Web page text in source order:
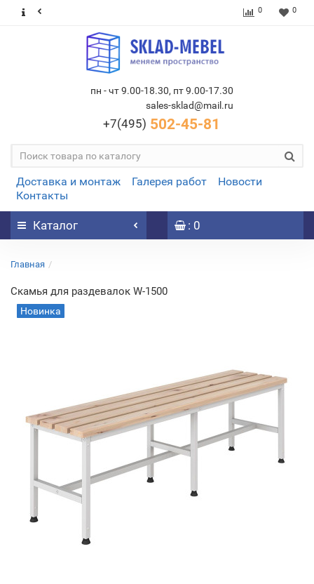
0 0
пн - чт 9.00-18.30, пт 9.00-17.30
sales-sklad@mail.ru
+7(495) 502-45-81
Доставка и монтаж Галерея работ
Новости
Контакты
Каталог : 0
Главная
Скамья для раздевалок W-1500
Новинка